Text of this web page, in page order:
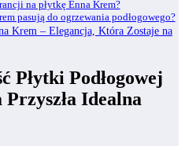
na płytkę Enna Krem?
pasują do ogrzewania podłogowego?
Krem – Elegancja, Która Zostaje na
Płytki Podłogowej
Idealna